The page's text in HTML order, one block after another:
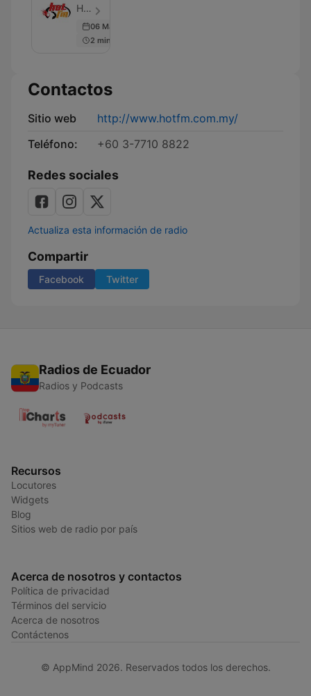
Hot FM - Episodio 72
06 Mar 2017
2 min
Contactos
Sitio web
http://www.hotfm.com.my/
Teléfono:
+60 3-7710 8822
Redes sociales
Actualiza esta información de radio
Compartir
Facebook Twitter
Radios de Ecuador
Radios y Podcasts
Recursos
Locutores
Widgets
Blog
Sitios web de radio por país
Acerca de nosotros y contactos
Política de privacidad
Términos del servicio
Acerca de nosotros
Contáctenos
© AppMind 2026. Reservados todos los derechos.